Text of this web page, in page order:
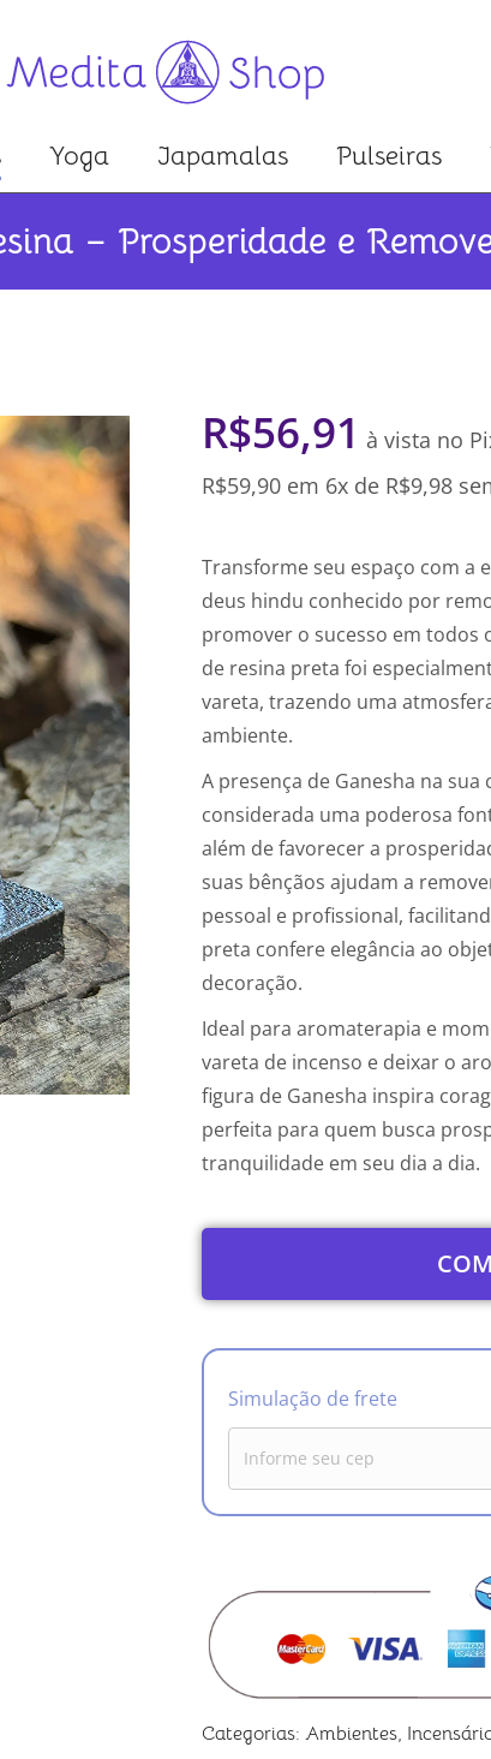
Yoga Japamalas Pulseiras
– Prosperidade e
R$56,91 à vista no
R$59,90 em 6x de R$9,98
Transforme seu espaço com a
deus hindu conhecido por
promover o sucesso em todos
de resina preta foi
vareta, trazendo uma
ambiente.
A presença de Ganesha na
considerada uma poderosa
além de favorecer a
suas bênçãos ajudam a
pessoal e profissional,
preta confere elegância ao
decoração.
Ideal para aromaterapia e
vareta de incenso e deixar o
figura de Ganesha inspira
perfeita para quem busca
tranquilidade em seu dia a dia.
Simulação de frete
Categorias: Ambientes,